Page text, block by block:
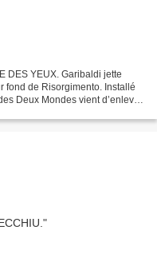
DES YEUX. Garibaldi jette
fond de Risorgimento. Installé
Deux Mondes vient d’enlever